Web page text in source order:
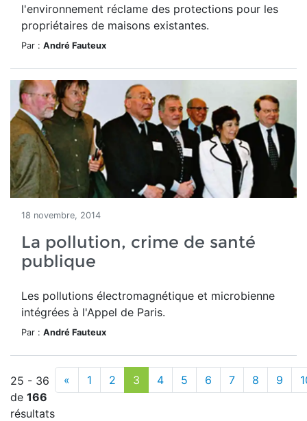
l'environnement réclame des protections pour les
propriétaires de maisons existantes.
Par : André Fauteux
18 novembre, 2014
La pollution, crime de santé
publique
Les pollutions électromagnétique et microbienne
intégrées à l'Appel de Paris.
Par : André Fauteux
25 - 36
de 166
résultats
« 1 2 3 4 5 6 7 8 9